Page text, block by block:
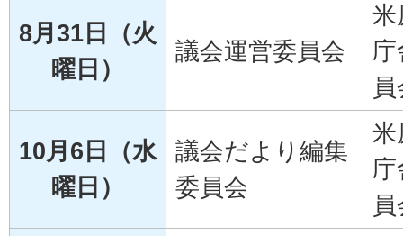
8月31日（火
曜日）
議会運営委員会
米
庁
10月6日（水
曜日）
議会だより編集
委員会
米
庁